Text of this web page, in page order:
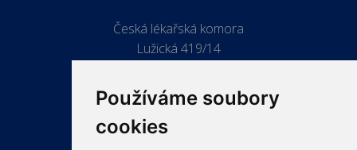
Používáme soubory
cookies
Česká lékařská komora
Lužická 419/14